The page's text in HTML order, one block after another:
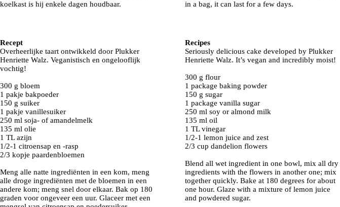
koelkast is hij enkele dagen houdbaar.
in a bag, it can last for a few days.
Recept
Overheerlijke taart ontwikkeld door Plukker
Henriette Walz. Veganistisch en ongelooflijk
vochtig!
300 g bloem
1 pakje bakpoeder
150 g suiker
1 pakje vanillesuiker
250 ml soja- of amandelmelk
135 ml olie
1 TL azijn
1/2-1 citroensap en -rasp
2/3 kopje paardenbloemen
Meng alle natte ingrediënten in een kom, meng
alle droge ingrediënten met de bloemen in een
andere kom; meng snel door elkaar. Bak op 180
graden voor ongeveer een uur. Glaceer met een
Recipes
Seriously delicious cake developed by Plukker
Henriette Walz. It’s vegan and incredibly moist!
300 g flour
1 package baking powder
150 g sugar
1 package vanilla sugar
250 ml soy or almond milk
135 ml oil
1 TL vinegar
1/2-1 lemon juice and zest
2/3 cup dandelion flowers
Blend all wet ingredient in one bowl, mix all dry
ingredients with the flowers in another one; mix
together quickly. Bake at 180 degrees for about
one hour. Glaze with a mixture of lemon juice
and powdered sugar.